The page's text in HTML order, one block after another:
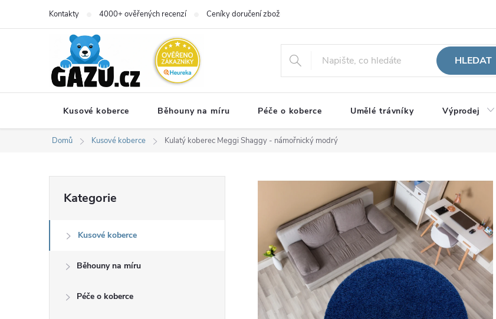
Kontakty 4000+ ověřených recenzí Ceníky doručení zboží
HLEDAT
Kusové koberce Běhouny na míru Péče o koberce Umělé trávníky Výprodej
Domů Kusové koberce Kulatý koberec Meggi Shaggy - námořnický modrý
o
s
kategorie
Kategorie
Kusové koberce
Běhouny na míru
Péče o koberce